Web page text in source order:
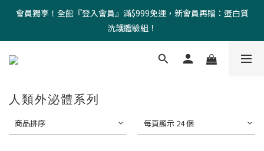
會員獨享！全館『登入會員』滿$999免運，新會員再贈：蛋白質
洗護體驗組！
人類外泌體系列
商品排序 每頁顯示 24 個